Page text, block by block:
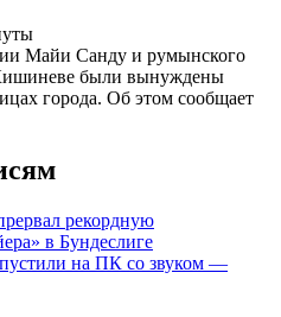
Майи Санду и румынского
были вынуждены
города. Об этом сообщает
рекордную
в Бундеслиге
на ПК со звуком —